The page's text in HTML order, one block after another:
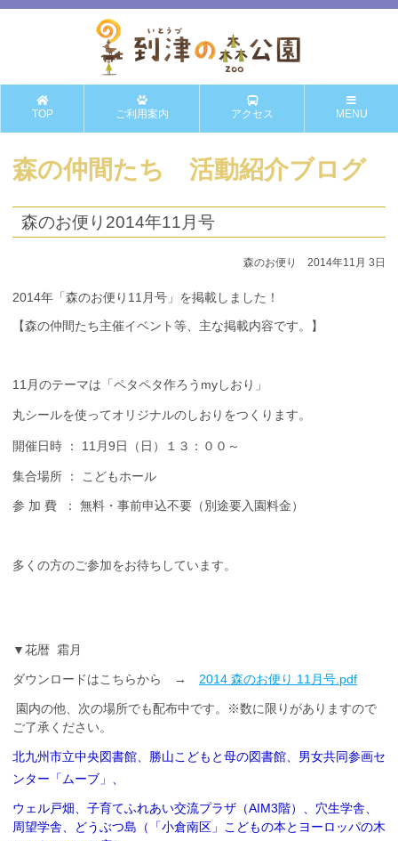
TOP ご利用案内 アクセス MENU
森の仲間たち 活動紹介ブログ
森のお便り2014年11月号
森のお便り 2014年11月 3日
2014年「森のお便り11月号」を掲載しました！
【森の仲間たち主催イベント等、主な掲載内容です。】
11月のテーマは「ペタペタ作ろうmyしおり」
丸シールを使ってオリジナルのしおりをつくります。
開催日時 ： 11月9日（日）１３：００～
集合場所 ： こどもホール
参 加 費 ： 無料・事前申込不要（別途要入園料金）
多くの方のご参加をお待ちしています。
▼花暦 霜月
ダウンロードはこちらから → 2014 森のお便り 11月号.pdf
園内の他、次の場所でも配布中です。※数に限りがありますので
ご了承ください。
北九州市立中央図書館、勝山こどもと母の図書館、男女共同参画セ
ンター「ムーブ」、
ウェル戸畑、子育てふれあい交流プラザ（AIM3階）、穴生学舎、
周望学舎、どうぶつ島（「小倉南区」こどもの本とヨーロッパの木